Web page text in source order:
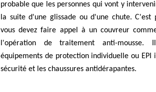
probable que les personnes qui vont y
la suite d'une glissade ou d'une chute. C'est
vous devez faire appel à un couvreur
l'opération de traitement anti-
équipements de protection individuelle ou EPI
sécurité et les chaussures antidérapantes.